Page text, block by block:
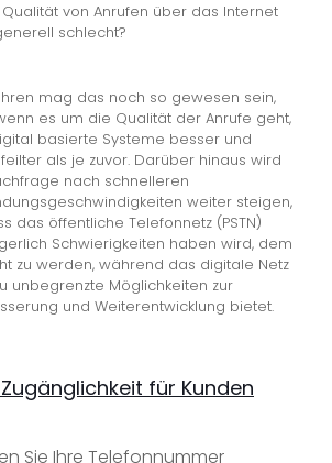
von Anrufen über das Internet
schlecht?
mag das noch so gewesen sein,
es um die Qualität der Anrufe geht,
basierte Systeme besser und
als je zuvor. Darüber hinaus wird
nach schnelleren
weiter steigen,
das öffentliche Telefonnetz (PSTN)
Schwierigkeiten haben wird, dem
zu werden, während das digitale Netz
unbegrenzte Möglichkeiten zur
und Weiterentwicklung bietet.
für Kunden
Sie Ihre Telefonnummer